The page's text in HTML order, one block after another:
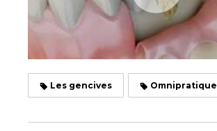
Les gencives Omnipratique